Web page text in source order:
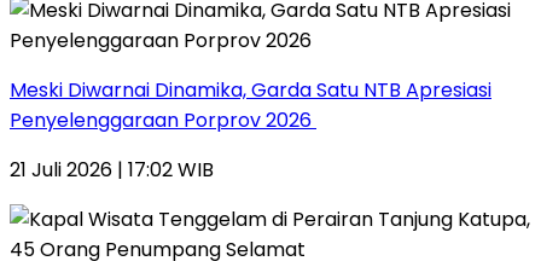
Meski Diwarnai Dinamika, Garda Satu NTB Apresiasi
Penyelenggaraan Porprov 2026 ‎
21 Juli 2026 | 17:02 WIB